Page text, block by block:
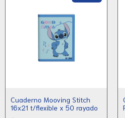
Cuaderno Mooving Stitch
16x21 t/flexible x 50 rayado